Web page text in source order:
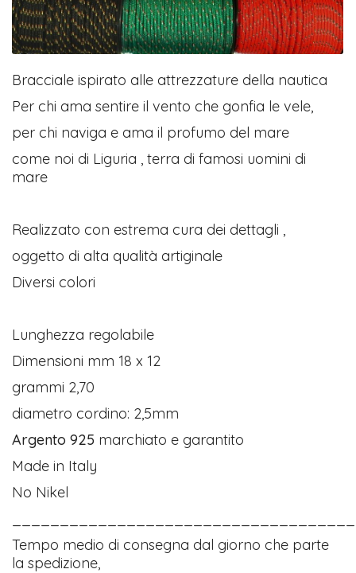
Bracciale ispirato alle attrezzature della nautica
Per chi ama sentire il vento che gonfia le vele,
per chi naviga e ama il profumo del mare
come noi di Liguria , terra di famosi uomini di
mare
Realizzato con estrema cura dei dettagli ,
oggetto di alta qualità artiginale
Diversi colori
Lunghezza regolabile
Dimensioni mm 18 x 12
grammi 2,70
diametro cordino: 2,5mm
Argento 925 marchiato e garantito
Made in Italy
No Nikel
Tempo medio di consegna dal giorno che parte
la spedizione,